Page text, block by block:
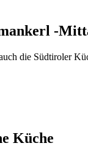
-
die Südtiroler
Küche